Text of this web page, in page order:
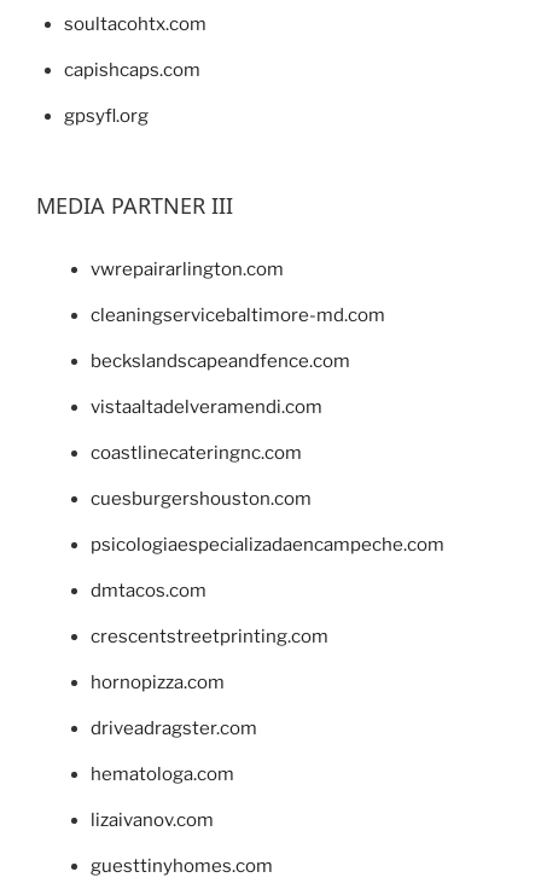
soultacohtx.com
capishcaps.com
gpsyfl.org
MEDIA PARTNER III
vwrepairarlington.com
cleaningservicebaltimore-md.com
beckslandscapeandfence.com
vistaaltadelveramendi.com
coastlinecateringnc.com
cuesburgershouston.com
psicologiaespecializadaencampeche.com
dmtacos.com
crescentstreetprinting.com
hornopizza.com
driveadragster.com
hematologa.com
lizaivanov.com
guesttinyhomes.com